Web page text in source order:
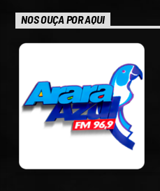
NOS OUÇA POR AQUI